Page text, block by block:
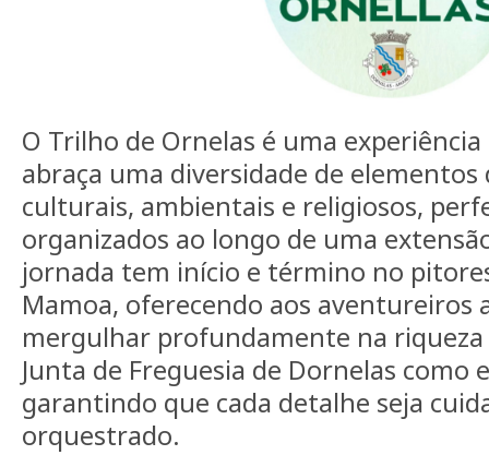
O Trilho de Ornelas é uma
abraça uma diversidade de
culturais, ambientais e religiosos,
organizados ao longo de uma
jornada tem início e término no
Mamoa, oferecendo aos aventureiros
mergulhar profundamente na riqueza
Junta de Freguesia de Dornelas
garantindo que cada detalhe seja
orquestrado.